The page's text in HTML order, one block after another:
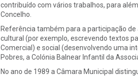
contribuído com vários trabalhos, para
Concelho.
Referência também para a participação
cultural (por exemplo, escrevendo textos
Comercial) e social (desenvolvendo uma
Pobres, a Colónia Balnear Infantil da
No ano de 1989 a Câmara Municipal